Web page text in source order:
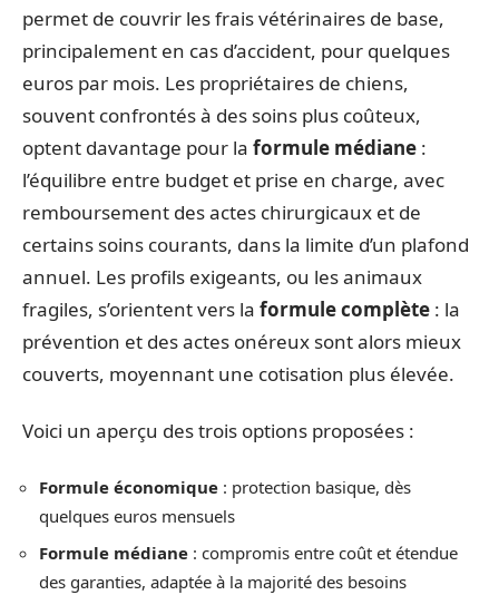
permet de couvrir les frais vétérinaires de base,
principalement en cas d’accident, pour quelques
euros par mois. Les propriétaires de chiens,
souvent confrontés à des soins plus coûteux,
optent davantage pour la formule médiane :
l’équilibre entre budget et prise en charge, avec
remboursement des actes chirurgicaux et de
certains soins courants, dans la limite d’un plafond
annuel. Les profils exigeants, ou les animaux
fragiles, s’orientent vers la formule complète : la
prévention et des actes onéreux sont alors mieux
couverts, moyennant une cotisation plus élevée.
Voici un aperçu des trois options proposées :
Formule économique : protection basique, dès
quelques euros mensuels
Formule médiane : compromis entre coût et étendue
des garanties, adaptée à la majorité des besoins